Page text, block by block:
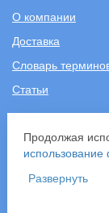
О компании
Доставка
Словарь
Статьи
+7 (499)
ИНН: 7731286301
ОГРН:
Продолжая
данных
устройстве,
Развернуть